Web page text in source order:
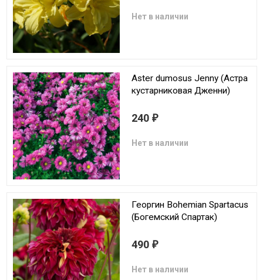
Нет в наличии
Aster dumosus Jenny (Астра
кустарниковая Дженни)
240 ₽
Нет в наличии
Георгин Bohemian Spartacus
(Богемский Спартак)
490 ₽
Нет в наличии